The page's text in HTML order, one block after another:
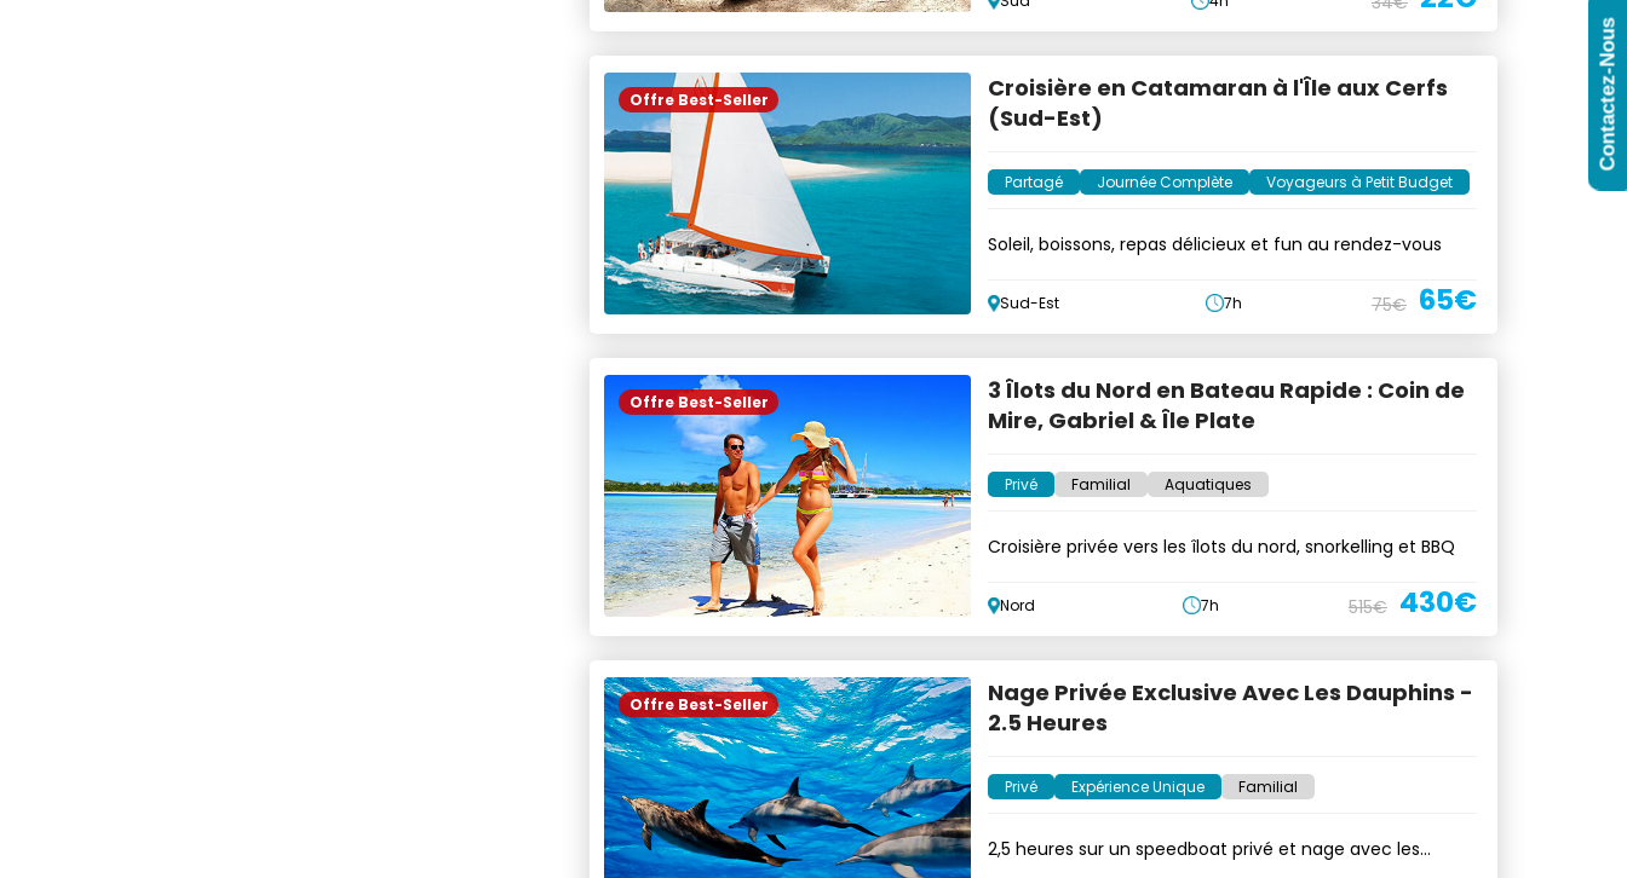
Offre Best-Seller
Croisière en Catamaran à l'Île aux Cerfs
(Sud-Est)
Partagé Journée Complète Voyageurs à Petit Budget
Soleil, boissons, repas délicieux et fun au rendez-vous
Sud-Est 7h 75€ 65€
Offre Best-Seller
3 Îlots du Nord en Bateau Rapide : Coin de
Mire, Gabriel & Île Plate
Privé Familial Aquatiques
Croisière privée vers les îlots du nord, snorkelling et BBQ
Nord 7h 515€ 430€
Offre Best-Seller
Nage Privée Exclusive Avec Les Dauphins -
2.5 Heures
Privé Expérience Unique Familial
2,5 heures sur un speedboat privé et nage avec les
Contactez-Nous